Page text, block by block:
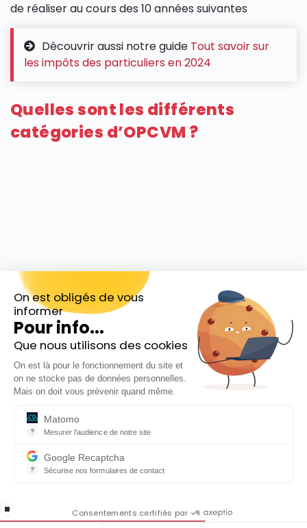
On est obligés de vous
informer
Pour info...
Que nous utilisons des cookies
On est là pour le fonctionnement du site et
on ne stocke pas de données personnelles.
Mais on doit vous prévenir quand même.
?
Matomo
Mesurer l'audience de notre site
?
Google Recaptcha
Sécurise nos formulaires de contact
stop loading Consentements certifiés par
de réaliser au cours des 10 années suivantes
Découvrir aussi notre guide Tout savoir sur
les impôts des particuliers en 2024
Quelles sont les différents
catégories d’OPCVM ?
Inscrivez-vous gratuitement à
notre Newsletter hebdo
En cadeau notre ebook
politique de confidentialité de ce site